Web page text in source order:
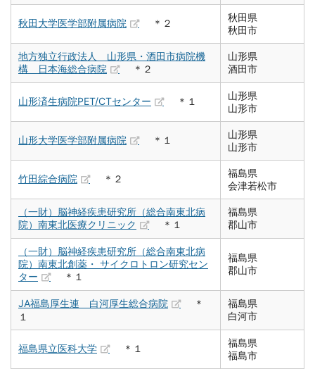
秋田大学医学部附属病院 ＊２
秋田県
秋田市
地方独立行政法人 山形県・酒田市病院機
構 日本海総合病院
＊２
山形県
酒田市
山形済生病院PET/CTセンター ＊１
山形県
山形市
山形大学医学部附属病院 ＊１
山形県
山形市
竹田綜合病院 ＊２
福島県
会津若松市
（一財）脳神経疾患研究所（総合南東北病
院）南東北医療クリニック
＊１
福島県
郡山市
（一財）脳神経疾患研究所（総合南東北病
院）南東北創薬・ サイクロトロン研究セン
ター
＊１
福島県
郡山市
JA福島厚生連 白河厚生総合病院
＊
１
福島県
白河市
福島県立医科大学 ＊１
福島県
福島市